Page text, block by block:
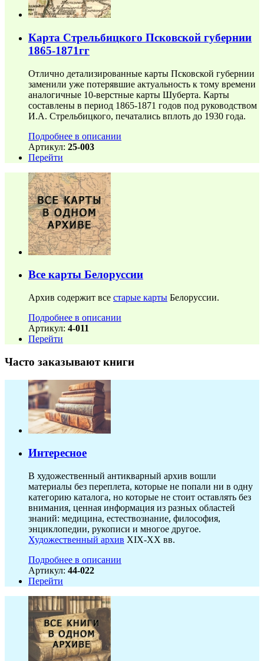
Карта Стрельбицкого Псковской губернии
1865-1871гг
Отлично детализированные карты Псковской губернии
заменили уже потерявшие актуальность к тому времени
аналогичные 10-верстные карты Шуберта. Карты
составлены в период 1865-1871 годов под руководством
И.А. Стрельбицкого, печатались вплоть до 1930 года.
Подробнее в описании
Артикул: 25-003
Перейти
Все карты Белоруссии
Архив содержит все старые карты Белоруссии.
Подробнее в описании
Артикул: 4-011
Перейти
Часто заказывают книги
Интересное
В художественный антикварный архив вошли
материалы без переплета, которые не попали ни в одну
категорию каталога, но которые не стоит оставлять без
внимания, ценная информация из разных областей
знаний: медицина, естествознание, философия,
энциклопедии, рукописи и многое другое.
Художественный архив XIX-XX вв.
Подробнее в описании
Артикул: 44-022
Перейти